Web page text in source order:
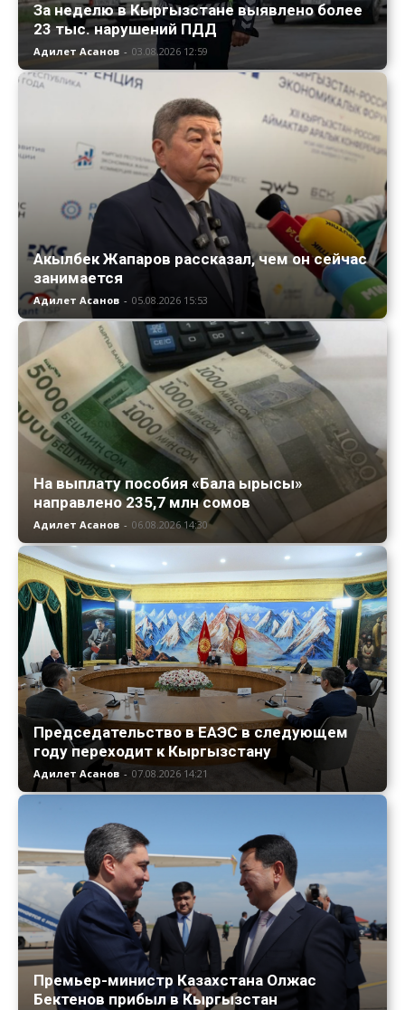
За неделю в Кыргызстане выявлено более
23 тыс. нарушений ПДД
Адилет Асанов - 03.08.2026 12:59
Акылбек Жапаров рассказал, чем он сейчас
занимается
Адилет Асанов - 05.08.2026 15:53
На выплату пособия «Бала ырысы»
направлено 235,7 млн сомов
Адилет Асанов - 06.08.2026 14:30
Председательство в ЕАЭС в следующем
году переходит к Кыргызстану
Адилет Асанов - 07.08.2026 14:21
Премьер-министр Казахстана Олжас
Бектенов прибыл в Кыргызстан